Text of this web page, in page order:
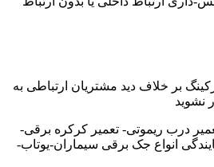
بر خلاف دید مشتریان ارتباطی به
نشوید
درب ریموتی- تعمیر کرکره برقی-
انواع جک برقی سیماران-یوتاب-